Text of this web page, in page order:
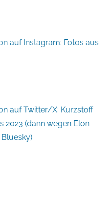
auf Instagram: Fotos aus
auf Twitter/X: Kurzstoff
2023 (dann wegen Elon